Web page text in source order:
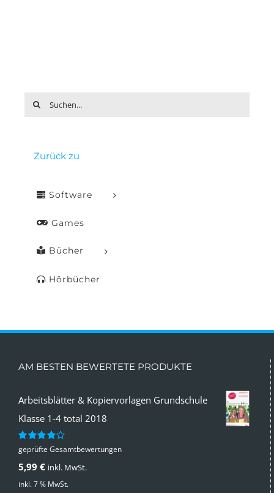
Suche
Zurück zu
Software
Games
Bücher
Hörbücher
AM BESTEN BEWERTETE PRODUKTE
Arbeitsblätter & Kopiervorlagen Grundschule
Klasse 1-4 total 2018
Bewertet
von 5
geprüfte Gesamtbewertungen
5,99 € inkl. MwSt.
inkl. 7 % MwSt.